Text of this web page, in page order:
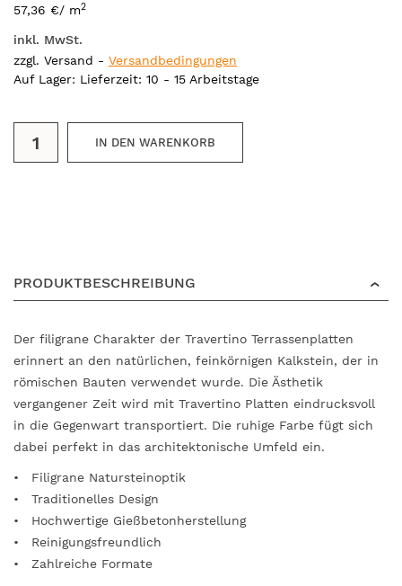
57,36 €/ m2
inkl. MwSt.
zzgl. Versand - Versandbedingungen
Auf Lager: Lieferzeit: 10 - 15 Arbeitstage
IN DEN WARENKORB
PRODUKTBESCHREIBUNG
Der filigrane Charakter der Travertino Terrassenplatten
erinnert an den natürlichen, feinkörnigen Kalkstein, der in
römischen Bauten verwendet wurde. Die Ästhetik
vergangener Zeit wird mit Travertino Platten eindrucksvoll
in die Gegenwart transportiert. Die ruhige Farbe fügt sich
dabei perfekt in das architektonische Umfeld ein.
Filigrane Natursteinoptik
Traditionelles Design
Hochwertige Gießbetonherstellung
Reinigungsfreundlich
Zahlreiche Formate